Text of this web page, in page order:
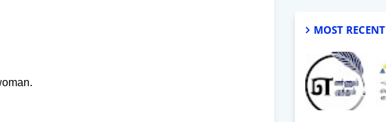
MOST RECENT